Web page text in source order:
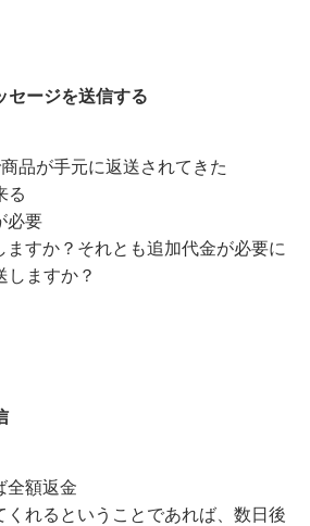
ージを送信する
品が手元に返送されてきた
る
必要
ますか？それとも追加代金が必要に
しますか？
全額返金
くれるということであれば、数日後